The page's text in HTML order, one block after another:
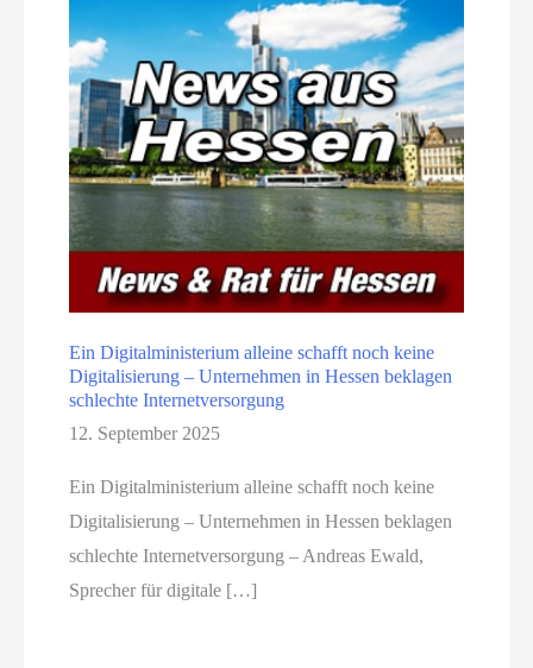
Ein Digitalministerium alleine schafft noch keine
Digitalisierung – Unternehmen in Hessen beklagen
schlechte Internetversorgung
12. September 2025
Ein Digitalministerium alleine schafft noch keine
Digitalisierung – Unternehmen in Hessen beklagen
schlechte Internetversorgung – Andreas Ewald,
Sprecher für digitale […]